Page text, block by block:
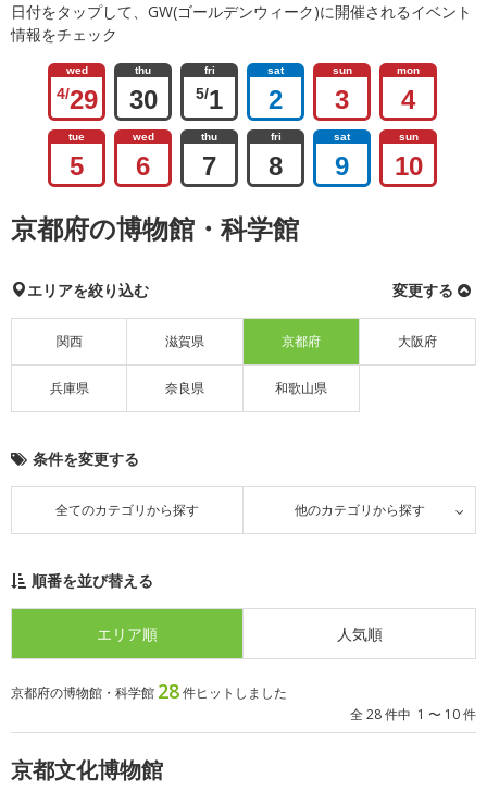
日付をタップして、GW(ゴールデンウィーク)に開催されるイベント
情報をチェック
wed
4/29
thu
30
fri
5/1
sat
2
sun
3
mon
4
tue
5
wed
6
thu
7
fri
8
sat
9
sun
10
京都府の博物館・科学館
エリアを絞り込む 変更する
関西 滋賀県 京都府 大阪府
兵庫県 奈良県 和歌山県
条件を変更する
全てのカテゴリから探す 他のカテゴリから探す
順番を並び替える
エリア順 人気順
京都府の博物館・科学館 28件ヒットしました
全 28 件中 1 〜 10 件
京都文化博物館